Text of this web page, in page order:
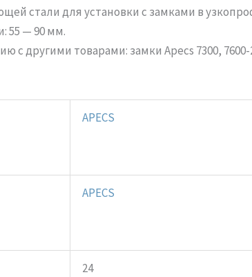
стали для установки с замками в
55 — 90 мм.
с другими товарами: замки Apecs 7300,
APECS
APECS
24